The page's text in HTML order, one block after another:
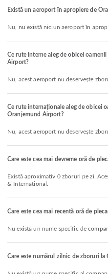
Există un aeroport în apropiere de
Nu, nu există niciun aeroport în
Ce rute interne aleg de obicei
Airport?
Nu, acest aeroport nu deservește
Ce rute internaționale aleg de obicei
Oranjemund Airport?
Nu, acest aeroport nu deservește
Care este cea mai devreme oră de
Există aproximativ 0 zboruri pe zi. Acest aeroport deservește zborul Național
& Internațional.
Care este cea mai recentă oră de
Nu există un nume specific de
Care este numărul zilnic de zboruri la